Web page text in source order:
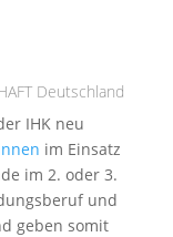
Deutschland
IHK neu
im Einsatz
im 2. oder 3.
und
geben somit